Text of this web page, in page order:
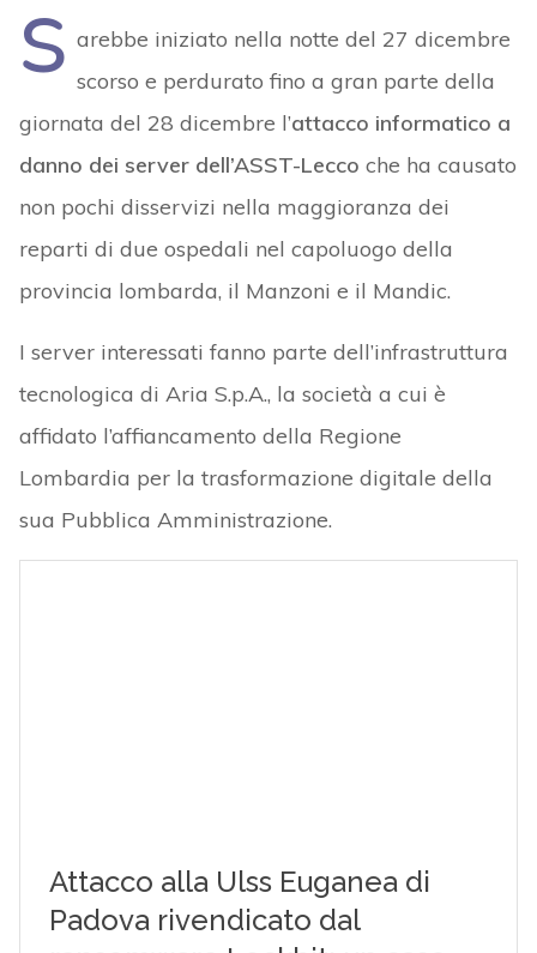
S arebbe iniziato nella notte del 27 dicembre
scorso e perdurato fino a gran parte della
giornata del 28 dicembre l’attacco informatico a
danno dei server dell’ASST-Lecco che ha causato
non pochi disservizi nella maggioranza dei
reparti di due ospedali nel capoluogo della
provincia lombarda, il Manzoni e il Mandic.
I server interessati fanno parte dell’infrastruttura
tecnologica di Aria S.p.A., la società a cui è
affidato l’affiancamento della Regione
Lombardia per la trasformazione digitale della
sua Pubblica Amministrazione.